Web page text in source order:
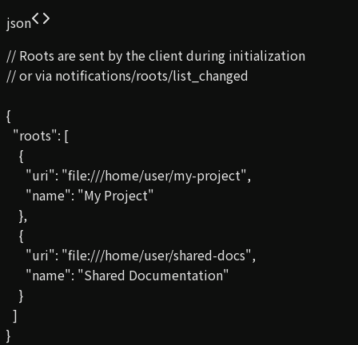
json
// Roots are sent by the client during initialization
// or via notifications/roots/list_changed
{
  "roots": [
    {
      "uri": "file:///home/user/my-project",
      "name": "My Project"
    },
    {
      "uri": "file:///home/user/shared-docs",
      "name": "Shared Documentation"
    }
  ]
}